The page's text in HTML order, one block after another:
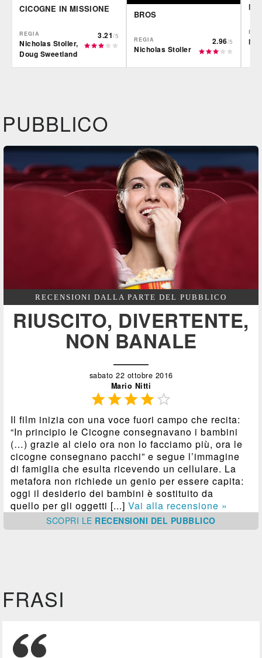
CICOGNE IN MISSIONE
REGIA
Nicholas Stoller,
Doug Sweetland
3.21/5
BROS
REGIA
Nicholas Stoller
2.96/5
PUBBLICO
RECENSIONI DALLA PARTE DEL PUBBLICO
RIUSCITO, DIVERTENTE,
NON BANALE
sabato 22 ottobre 2016
Mario Nitti

Il film inizia con una voce fuori campo che recita:
“In principio le Cicogne consegnavano i bambini
(…) grazie al cielo ora non lo facciamo più, ora le
cicogne consegnano pacchi” e segue l’immagine
di famiglia che esulta ricevendo un cellulare. La
metafora non richiede un genio per essere capita:
oggi il desiderio dei bambini è sostituito da
quello per gli oggetti [...]Vai alla recensione »
SCOPRI LE RECENSIONI DEL PUBBLICO
FRASI